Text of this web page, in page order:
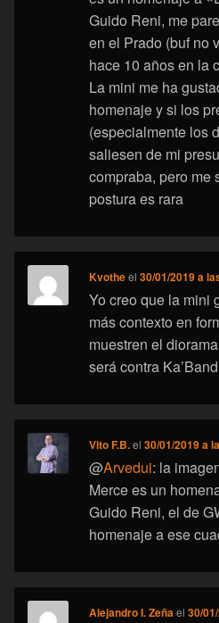
Guido Reni, me
en el Prado (buf no
hace 10 años en la
La mini me ha
homenaje y si los
(especialmente los
saliesen de mi
compraba, pero me
postura es rara
Kvotheel30/01/2019 a
Yo creo que la mini
más contexto en
muestren el
será contra
Vito F.B.el30/01/2019 a
@Arvedui: la
Merce es un
Guido Reni, el de
homenaje a ese
Alejandro I. Zeñael30/